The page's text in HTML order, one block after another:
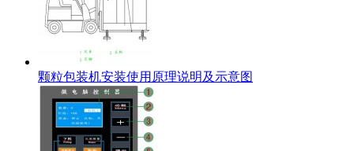
颗粒包装机安装使用原理说明及示意图